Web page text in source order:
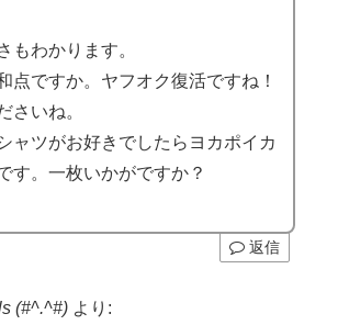
もわかります。
点ですか。ヤフオク復活ですね！
さいね。
ャツがお好きでしたらヨカポイカ
す。一枚いかがですか？
返信
(#^.^#) より: